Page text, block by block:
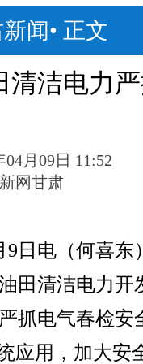
闻• 正文
清洁电力
04月09日 11:52
网甘肃
电（何喜东
田清洁电力开
抓电气春检安
应用，加大安